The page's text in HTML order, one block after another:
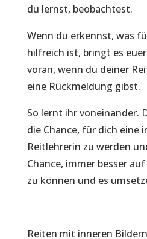
du lernst, beobachtest.
Wenn du erkennst, was
hilfreich ist, bringt es
voran, wenn du deiner
eine Rückmeldung gibst.
So lernt ihr voneinander.
die Chance, für dich eine
Reitlehrerin zu werden
Chance, immer besser
zu können und es
Reiten mit inneren